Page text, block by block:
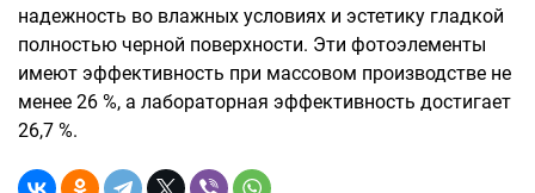
надежность во влажных условиях и эстетику гладкой
полностью черной поверхности. Эти фотоэлементы
имеют эффективность при массовом производстве не
менее 26 %, а лабораторная эффективность достигает
26,7 %.